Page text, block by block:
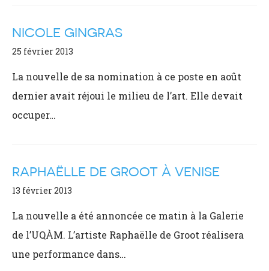
NICOLE GINGRAS
25 février 2013
La nouvelle de sa nomination à ce poste en août
dernier avait réjoui le milieu de l’art. Elle devait
occuper…
RAPHAËLLE DE GROOT À VENISE
13 février 2013
La nouvelle a été annoncée ce matin à la Galerie
de l’UQÀM. L’artiste Raphaëlle de Groot réalisera
une performance dans…